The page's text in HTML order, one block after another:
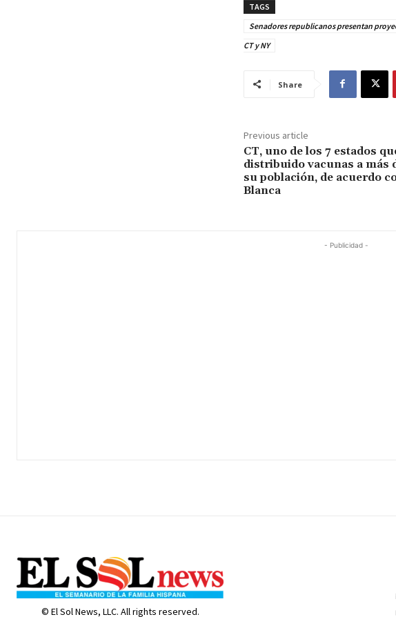
TAGS
Senadores republicanos presentan
CT y NY
Share
Previous article
CT, uno de los 7 estados
distribuido vacunas a más
su población, de acuerdo
Blanca
- Publicidad -
© El Sol News, LLC. All rights reserved.